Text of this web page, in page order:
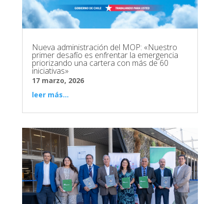
Nueva administración del MOP: «Nuestro
primer desafío es enfrentar la emergencia
priorizando una cartera con más de 60
iniciativas»
17 marzo, 2026
leer más...